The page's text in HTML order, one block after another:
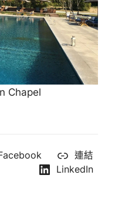
Chapel
連結
LinkedIn